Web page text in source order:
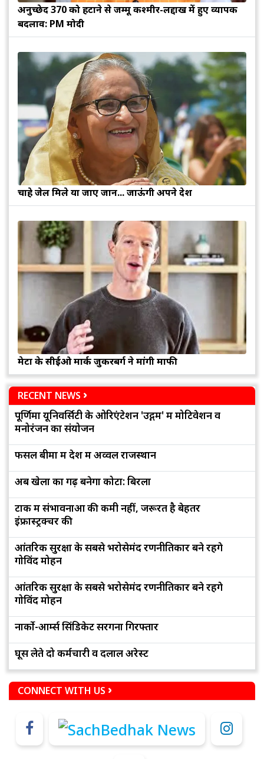
अनुच्छेद 370 को हटाने से जम्मू कश्मीर-लद्दाख में हुए व्यापक
बदलाव: PM मोदी
चाहे जेल मिले या जाए जान... जाऊंगी अपने देश
मेटा के सीईओ मार्क जुकरबर्ग ने मांगी माफी
RECENT NEWS
पूर्णिमा यूनिवर्सिटी के ओरिएंटेशन 'उद्गम' में मोटिवेशन व
मनोरंजन का संयोजन
फसल बीमा में देश में अव्वल राजस्थान
अब खेलों का गढ़ बनेगा कोटा: बिरला
टोंक में संभावनाओं की कमी नहीं, जरूरत है बेहतर
इंफ्रास्ट्रक्चर की
आंतरिक सुरक्षा के सबसे भरोसेमंद रणनीतिकार बने रहेंगे
गोविंद मोहन
आंतरिक सुरक्षा के सबसे भरोसेमंद रणनीतिकार बने रहेंगे
गोविंद मोहन
नार्को-आर्म्स सिंडिकेट सरगना गिरफ्तार
घूस लेते दो कर्मचारी व दलाल अरेस्ट
CONNECT WITH US